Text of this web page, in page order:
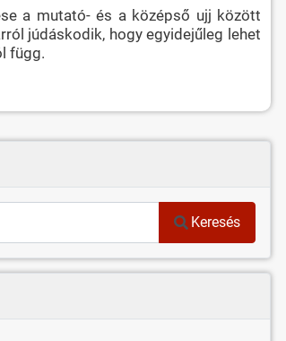
a mutató- és a középső ujj között
júdáskodik, hogy egyidejűleg lehet
függ.
Keresés